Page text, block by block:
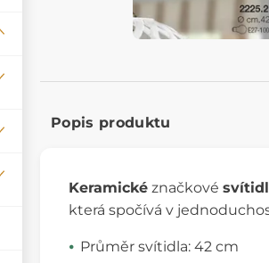
Popis produktu
Keramické značkové
která spočívá v
Průměr svítidla: 42 cm